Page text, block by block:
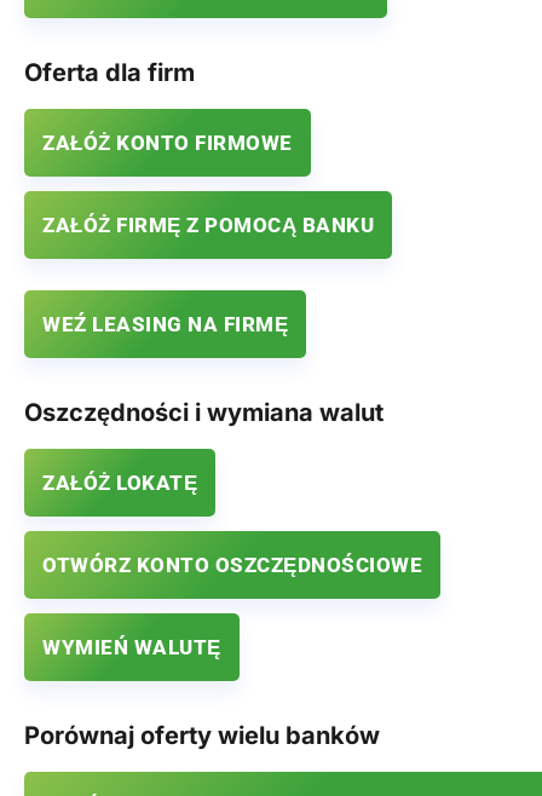
Oferta dla firm
ZAŁÓŻ KONTO FIRMOWE
ZAŁÓŻ FIRMĘ Z POMOCĄ BANKU
WEŹ LEASING NA FIRMĘ
Oszczędności i wymiana walut
ZAŁÓŻ LOKATĘ
OTWÓRZ KONTO OSZCZĘDNOŚCIOWE
WYMIEŃ WALUTĘ
Porównaj oferty wielu banków